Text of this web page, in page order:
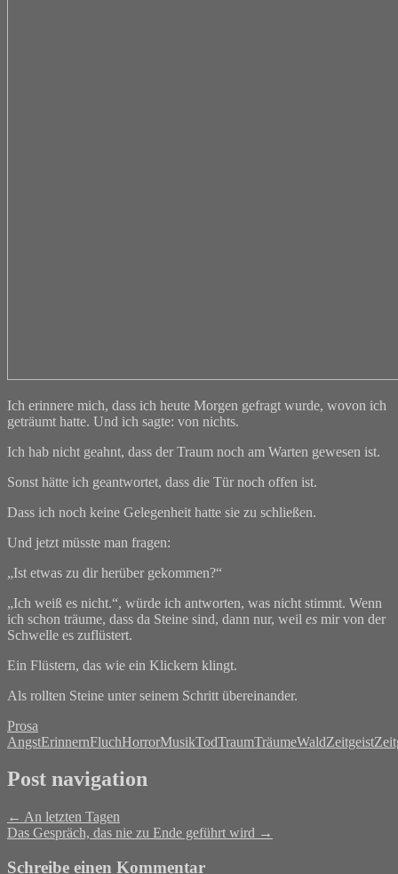
Ich erinnere mich, dass ich heute Morgen gefragt wurde, wovon ich
geträumt hatte. Und ich sagte: von nichts.
Ich hab nicht geahnt, dass der Traum noch am Warten gewesen ist.
Sonst hätte ich geantwortet, dass die Tür noch offen ist.
Dass ich noch keine Gelegenheit hatte sie zu schließen.
Und jetzt müsste man fragen:
„Ist etwas zu dir herüber gekommen?“
„Ich weiß es nicht.“, würde ich antworten, was nicht stimmt. Wenn
ich schon träume, dass da Steine sind, dann nur, weil es mir von der
Schwelle es zuflüstert.
Ein Flüstern, das wie ein Klickern klingt.
Als rollten Steine unter seinem Schritt übereinander.
Prosa
AngstErinnernFluchHorrorMusikTodTraumTräumeWaldZeitgeist
Post navigation
← An letzten Tagen
Das Gespräch, das nie zu Ende geführt wird →
Schreibe einen Kommentar